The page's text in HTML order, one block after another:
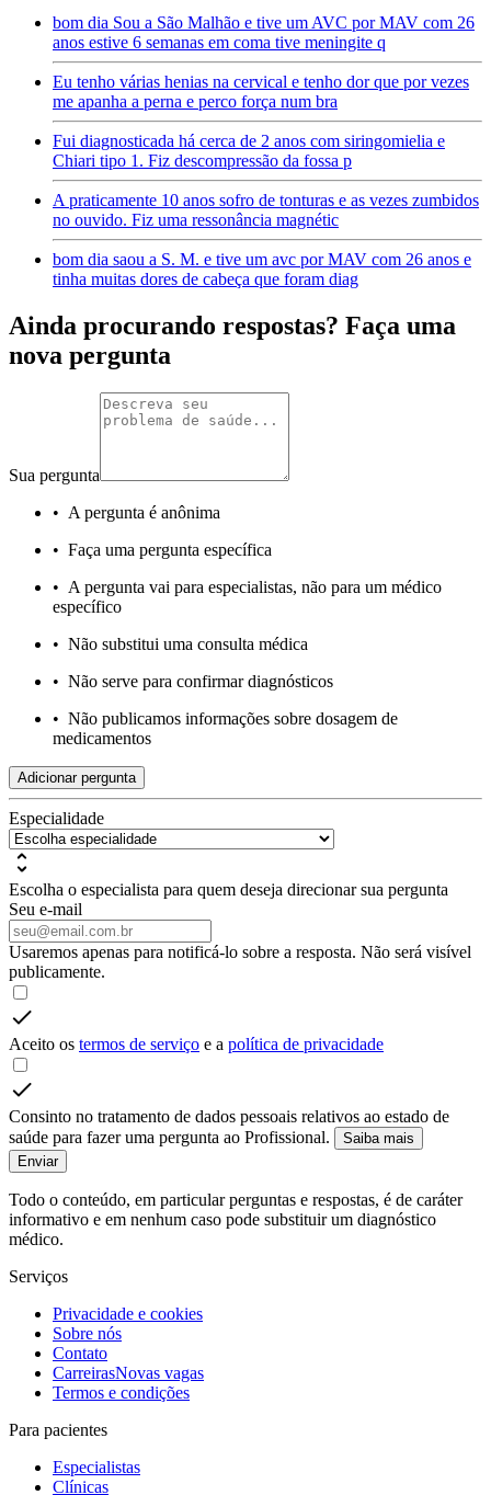
bom dia Sou a São Malhão e tive um AVC por MAV com 26
anos estive 6 semanas em coma tive meningite q
Eu tenho várias henias na cervical e tenho dor que por vezes
me apanha a perna e perco força num bra
Fui diagnosticada há cerca de 2 anos com siringomielia e
Chiari tipo 1. Fiz descompressão da fossa p
A praticamente 10 anos sofro de tonturas e as vezes zumbidos
no ouvido. Fiz uma ressonância magnétic
bom dia saou a S. M. e tive um avc por MAV com 26 anos e
tinha muitas dores de cabeça que foram diag
Ainda procurando respostas? Faça uma
nova pergunta
Sua pergunta
• A pergunta é anônima
• Faça uma pergunta específica
• A pergunta vai para especialistas, não para um médico
específico
• Não substitui uma consulta médica
• Não serve para confirmar diagnósticos
• Não publicamos informações sobre dosagem de
medicamentos
Adicionar pergunta
Especialidade
Escolha o especialista para quem deseja direcionar sua pergunta
Seu e-mail
Usaremos apenas para notificá-lo sobre a resposta. Não será visível
publicamente.
Aceito os termos de serviço e a política de privacidade
Consinto no tratamento de dados pessoais relativos ao estado de
saúde para fazer uma pergunta ao Profissional.
Saiba mais
Enviar
Todo o conteúdo, em particular perguntas e respostas, é de caráter
informativo e em nenhum caso pode substituir um diagnóstico
médico.
Serviços
Privacidade e cookies
Sobre nós
Contato
CarreirasNovas vagas
Termos e condições
Para pacientes
Especialistas
Clínicas